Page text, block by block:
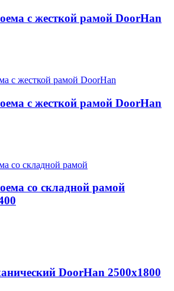
с жесткой рамой DoorHan
с жесткой рамой DoorHan
со складной рамой
DoorHan 2500х1800